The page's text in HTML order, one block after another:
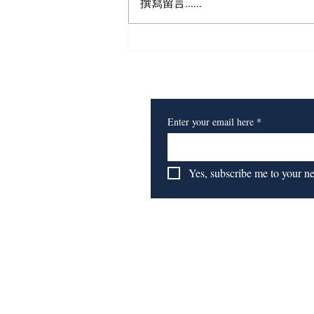
撰寫留言......
Enter your email here *
Yes, subscribe me to your